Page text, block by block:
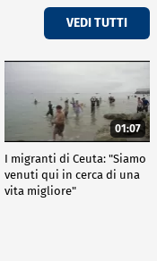
VEDI TUTTI
01:07
I migranti di Ceuta: "Siamo
venuti qui in cerca di una
vita migliore"